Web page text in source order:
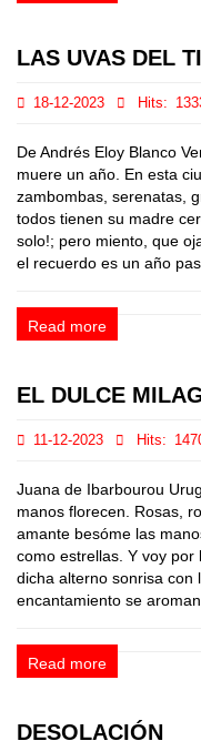
LAS UVAS DEL
18-12-2023 Hits:
De Andrés Eloy Blanco
muere un año. En esta
zambombas, serenatas,
todos tienen su madre
solo!; pero miento, que
el recuerdo es un año
Read more
EL DULCE
11-12-2023 Hits:
Juana de Ibarbourou
manos florecen. Rosas,
amante besóme las
como estrellas. Y voy
dicha alterno sonrisa con
encantamiento se
Read more
DESOLACIÓN